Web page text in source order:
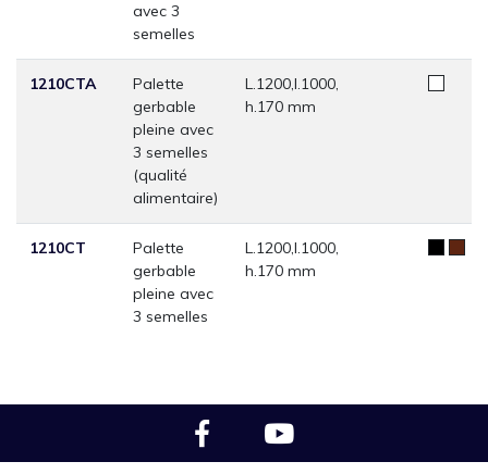
avec 3
semelles
1210CTA
Palette
gerbable
pleine avec
3 semelles
(qualité
alimentaire)
L.1200,l.1000,
h.170 mm
1210CT
Palette
gerbable
pleine avec
3 semelles
L.1200,l.1000,
h.170 mm